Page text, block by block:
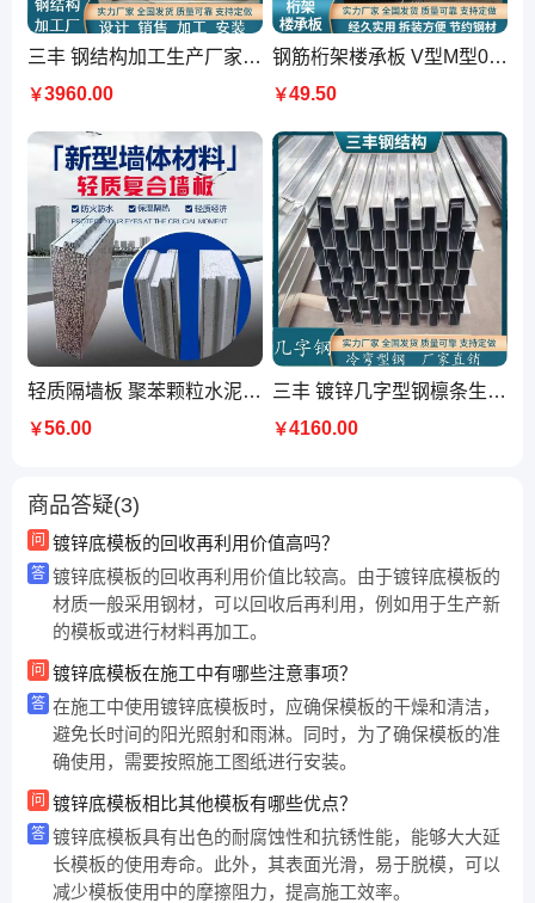
三丰 钢结构加工生产厂家 箱型柱 箱型梁 钢板焊接加工 全国送货上门
￥3960.00
钢筋桁架楼承板 V型M型0.5mm厚镀锌底模板 TD型600mm宽现浇承重板
￥49.50
轻质隔墙板 聚苯颗粒水泥发泡 10公分厚硅酸钙复合板
￥56.00
三丰 镀锌几字型钢檩条生产厂家 几字衬檩 支持定制 全国送货上门
￥4160.00
商品答疑(3)
问 镀锌底模板的回收再利用价值高吗？
答 镀锌底模板的回收再利用价值比较高。由于镀锌底模板的
材质一般采用钢材，可以回收后再利用，例如用于生产新
的模板或进行材料再加工。
问 镀锌底模板在施工中有哪些注意事项？
答 在施工中使用镀锌底模板时，应确保模板的干燥和清洁，
避免长时间的阳光照射和雨淋。同时，为了确保模板的准
确使用，需要按照施工图纸进行安装。
问 镀锌底模板相比其他模板有哪些优点？
答 镀锌底模板具有出色的耐腐蚀性和抗锈性能，能够大大延
长模板的使用寿命。此外，其表面光滑，易于脱模，可以
减少模板使用中的摩擦阻力，提高施工效率。